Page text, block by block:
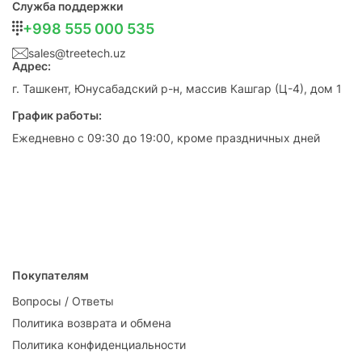
Служба поддержки
+998 555 000 535
sales@treetech.uz
Адрес:
г. Ташкент, Юнусабадский р-н, массив Кашгар (Ц-4), дом 1
График работы:
Ежедневно с 09:30 до 19:00, кроме праздничных дней
Покупателям
Вопросы / Ответы
Политика возврата и обмена
Политика конфиденциальности